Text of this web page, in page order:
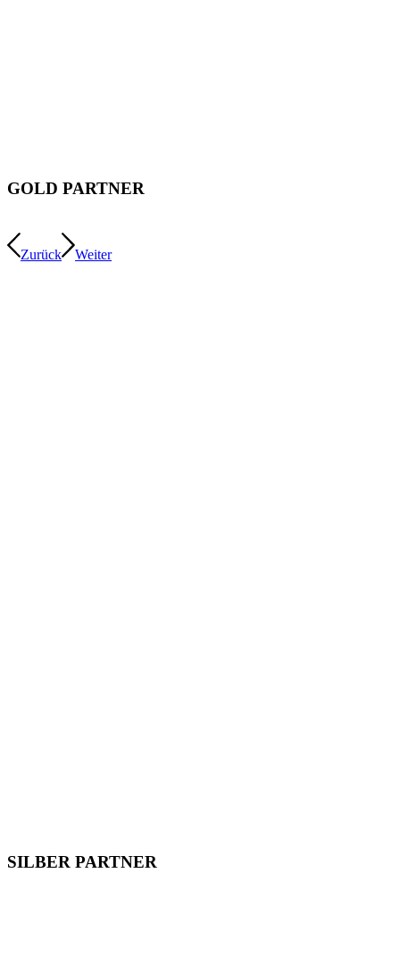
GOLD PARTNER
Zurück Weiter
SILBER PARTNER